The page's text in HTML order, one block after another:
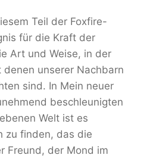
Teil der Foxfire-
für die Kraft der
Art und Weise, in der
denen unserer Nachbarn
sind. In Mein neuer
beschleunigten
Welt ist es
zu finden, das die
Freund, der Mond im